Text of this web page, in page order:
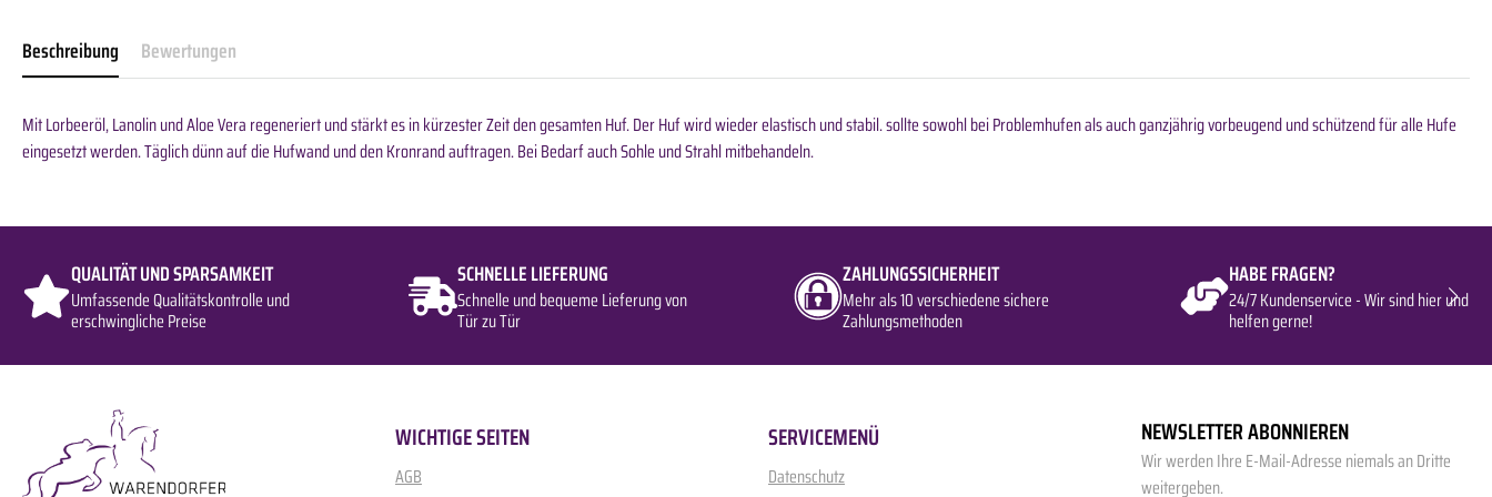
Beschreibung Bewertungen
Mit Lorbeeröl, Lanolin und Aloe Vera regeneriert und stärkt es in kürzester Zeit den gesamten Huf. Der Huf wird wieder elastisch und stabil. sollte sowohl bei Problemhufen als auch ganzjährig vorbeugend und schützend für alle Hufe
eingesetzt werden. Täglich dünn auf die Hufwand und den Kronrand auftragen. Bei Bedarf auch Sohle und Strahl mitbehandeln.
QUALITÄT UND SPARSAMKEIT
Umfassende Qualitätskontrolle und
erschwingliche Preise
SCHNELLE LIEFERUNG
Schnelle und bequeme Lieferung von
Tür zu Tür
ZAHLUNGSSICHERHEIT
Mehr als 10 verschiedene sichere
Zahlungsmethoden
HABE FRAGEN?
24/7 Kundenservice - Wir sind hier und
helfen gerne!
WICHTIGE SEITEN
AGB
SERVICEMENÜ
Datenschutz
NEWSLETTER ABONNIEREN
Wir werden Ihre E-Mail-Adresse niemals an Dritte
weitergeben.